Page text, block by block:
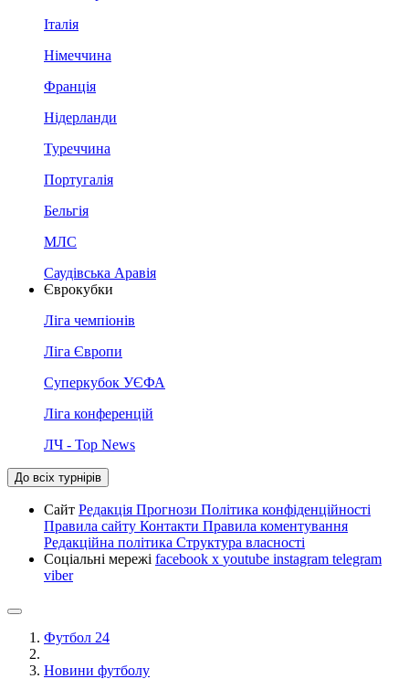
Італія
Німеччина
Франція
Нідерланди
Туреччина
Португалія
Бельгія
МЛС
Саудівська Аравія
Єврокубки
Ліга чемпіонів
Ліга Європи
Суперкубок УЄФА
Ліга конференцій
ЛЧ - Top News
До всіх турнірів
Сайт Редакція Прогнози Політика конфіденційності
Правила сайту Контакти Правила коментування
Редакційна політика Структура власності
Соціальні мережі facebook x youtube instagram telegram
viber
Футбол 24
Новини футболу